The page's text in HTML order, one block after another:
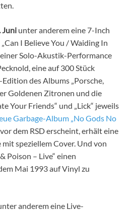
Juni unter anderem eine 7-Inch
I Believe You / Waiding In
Solo-Akustik-Performance
eine auf 300 Stück
des Albums „Porsche,
Goldenen Zitronen und die
Your Friends“ und „Lick“ jeweils
Garbage-Album „No Gods No
vor dem RSD erscheint, erhält eine
speziellem Cover. Und von
Poison – Live“ einen
Mai 1993 auf Vinyl zu
anderem eine Live-